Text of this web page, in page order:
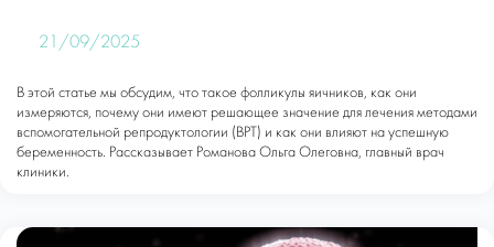
21/09/2025
В этой статье мы обсудим, что такое фолликулы яичников, как они
измеряются, почему они имеют решающее значение для лечения методами
вспомогательной репродуктологии (ВРТ) и как они влияют на успешную
беременность. Рассказывает Романова Ольга Олеговна, главный врач
клиники.